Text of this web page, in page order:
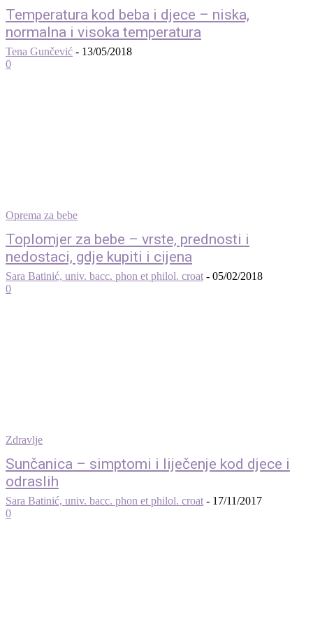
Temperatura kod beba i djece – niska,
normalna i visoka temperatura
Tena Gunčević - 13/05/2018
0
Oprema za bebe
Toplomjer za bebe – vrste, prednosti i
nedostaci, gdje kupiti i cijena
Sara Batinić, univ. bacc. phon et philol. croat - 05/02/2018
0
Zdravlje
Sunčanica – simptomi i liječenje kod djece i
odraslih
Sara Batinić, univ. bacc. phon et philol. croat - 17/11/2017
0